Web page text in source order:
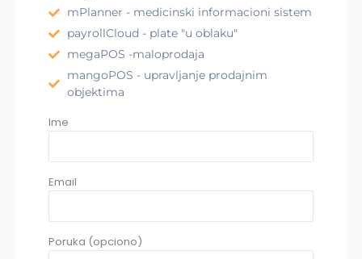
mPlanner - medicinski informacioni sistem
payrollCloud - plate "u oblaku"
megaPOS -maloprodaja
mangoPOS - upravljanje prodajnim
objektima
Ime
Email
Poruka (opciono)